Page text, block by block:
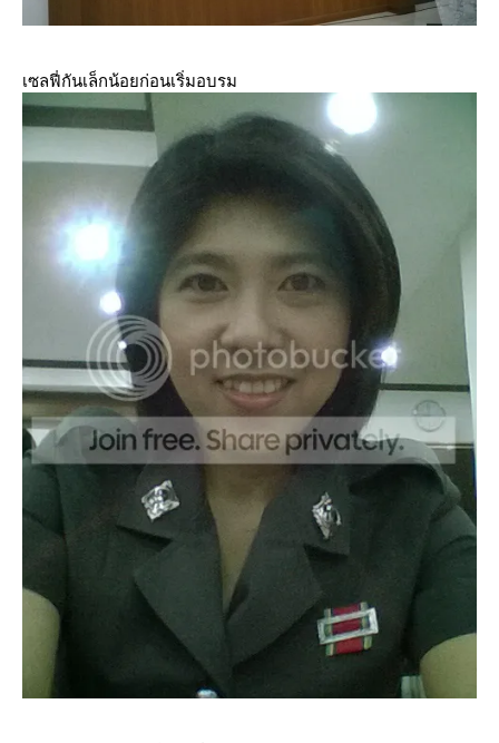
เซลฟี่กันเล็กน้อยก่อนเริ่มอบรม